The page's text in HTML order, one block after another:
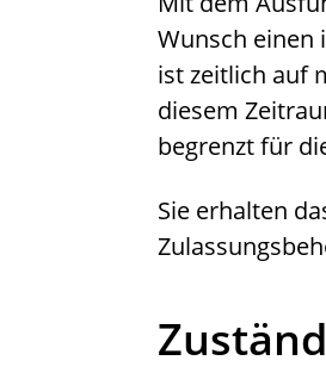
Wunsch einen
ist zeitlich auf
diesem
begrenzt für
Sie erhalten